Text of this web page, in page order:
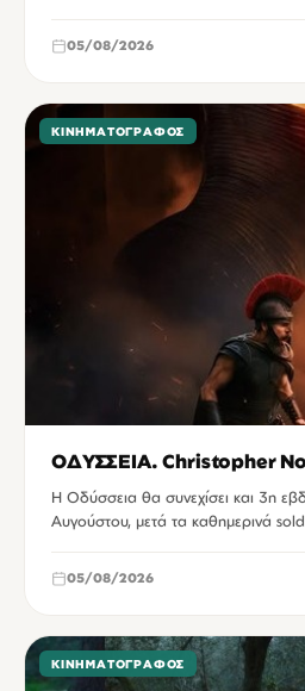
05/08/2026
ΚΙΝΗΜΑΤΟΓΡΆΦΟΣ
ΟΔΥΣΣΕΙΑ. Christopher
Η Οδύσσεια θα συνεχίσει και 3η
Αυγούστου, μετά τα καθημερινά
05/08/2026
ΚΙΝΗΜΑΤΟΓΡΆΦΟΣ